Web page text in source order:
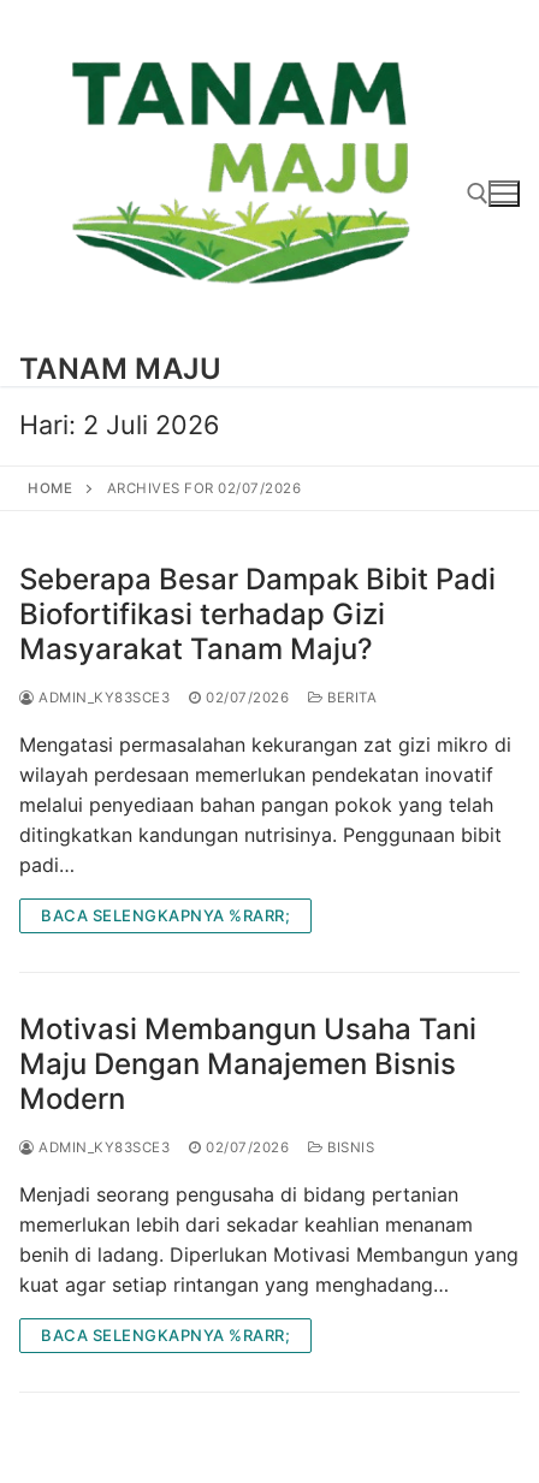
TANAM MAJU
Hari: 2 Juli 2026
HOME ARCHIVES FOR 02/07/2026
Seberapa Besar Dampak Bibit Padi
Biofortifikasi terhadap Gizi
Masyarakat Tanam Maju?
ADMIN_KY83SCE3 02/07/2026 BERITA
Mengatasi permasalahan kekurangan zat gizi mikro di
wilayah perdesaan memerlukan pendekatan inovatif
melalui penyediaan bahan pangan pokok yang telah
ditingkatkan kandungan nutrisinya. Penggunaan bibit
padi…
BACA SELENGKAPNYA %RARR;
Motivasi Membangun Usaha Tani
Maju Dengan Manajemen Bisnis
Modern
ADMIN_KY83SCE3 02/07/2026 BISNIS
Menjadi seorang pengusaha di bidang pertanian
memerlukan lebih dari sekadar keahlian menanam
benih di ladang. Diperlukan Motivasi Membangun yang
kuat agar setiap rintangan yang menghadang…
BACA SELENGKAPNYA %RARR;